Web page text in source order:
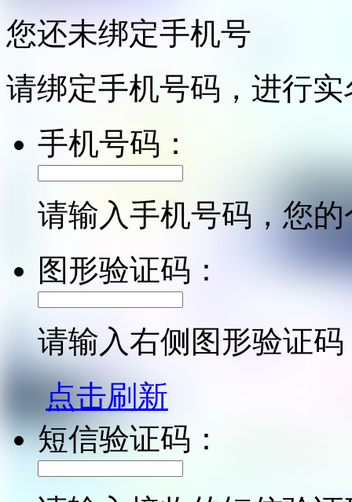
您还未绑定手机号
请绑定手机号码，进行
手机号码：
请输入手机号码，您
图形验证码：
请输入右侧图形验证码
点击刷新
短信验证码：